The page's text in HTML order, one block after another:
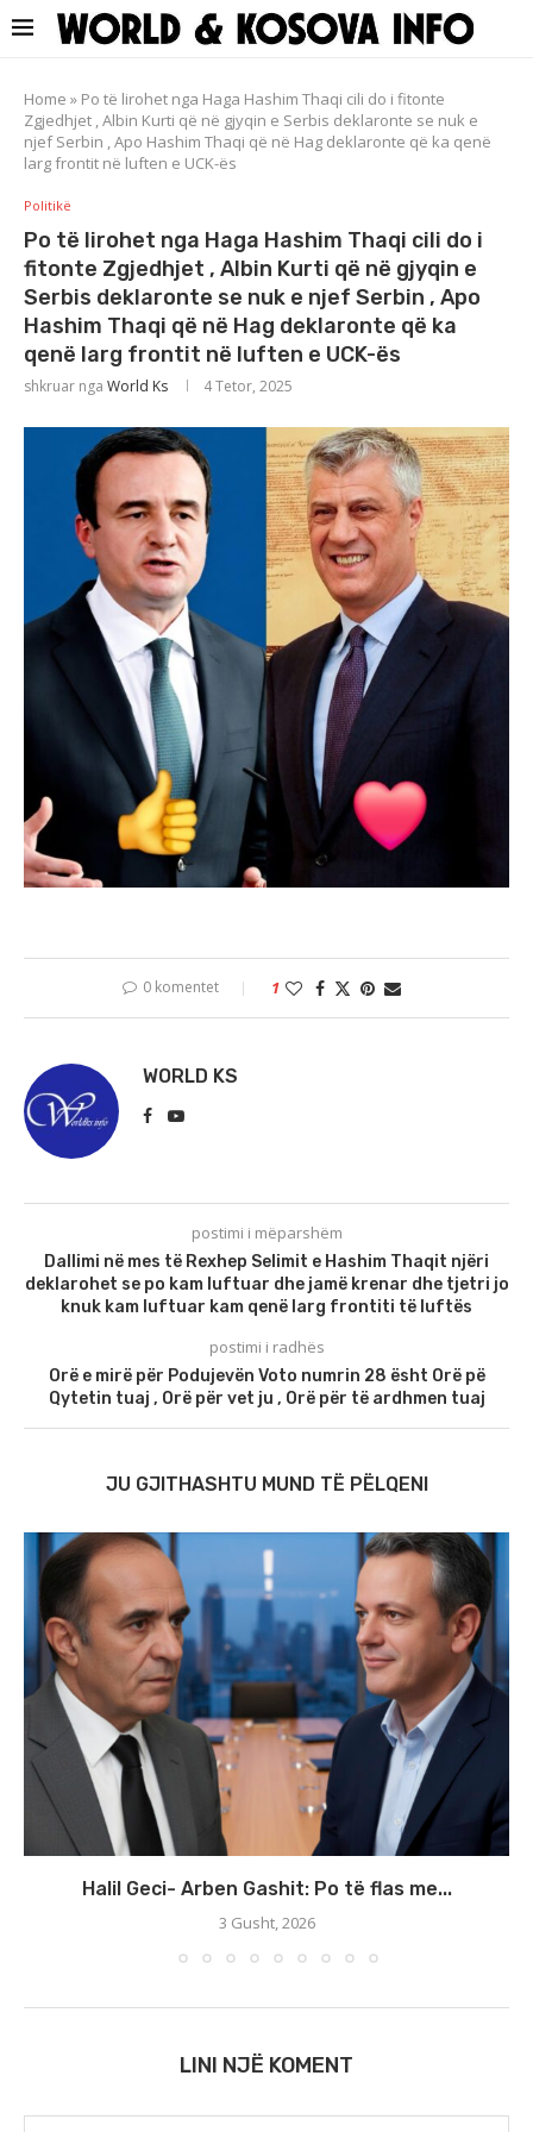
Home » Po të lirohet nga Haga Hashim Thaqi cili do i fitonte
Zgjedhjet , Albin Kurti që në gjyqin e Serbis deklaronte se nuk e
njef Serbin , Apo Hashim Thaqi që në Hag deklaronte që ka qenë
larg frontit në luften e UCK-ës
Politikë
Po të lirohet nga Haga Hashim Thaqi cili do i
fitonte Zgjedhjet , Albin Kurti që në gjyqin e
Serbis deklaronte se nuk e njef Serbin , Apo
Hashim Thaqi që në Hag deklaronte që ka
qenë larg frontit në luften e UCK-ës
shkruar nga World Ks 4 Tetor, 2025
0 komentet 1
WORLD KS
postimi i mëparshëm
Dallimi në mes të Rexhep Selimit e Hashim Thaqit njëri
deklarohet se po kam luftuar dhe jamë krenar dhe tjetri jo
knuk kam luftuar kam qenë larg frontiti të luftës
postimi i radhës
Orë e mirë për Podujevën Voto numrin 28 ësht Orë pë
Qytetin tuaj , Orë për vet ju , Orë për të ardhmen tuaj
JU GJITHASHTU MUND TË PËLQENI
Halil Geci- Arben Gashit: Po të flas me...
3 Gusht, 2026
LINI NJË KOMENT